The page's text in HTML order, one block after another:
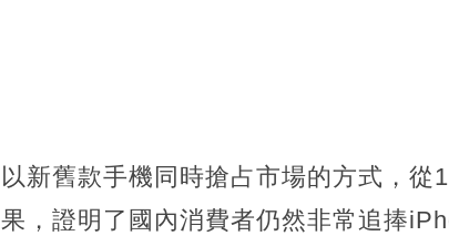
以新舊款手機同時搶占市場的方式，
果，證明了國內消費者仍然非常追捧